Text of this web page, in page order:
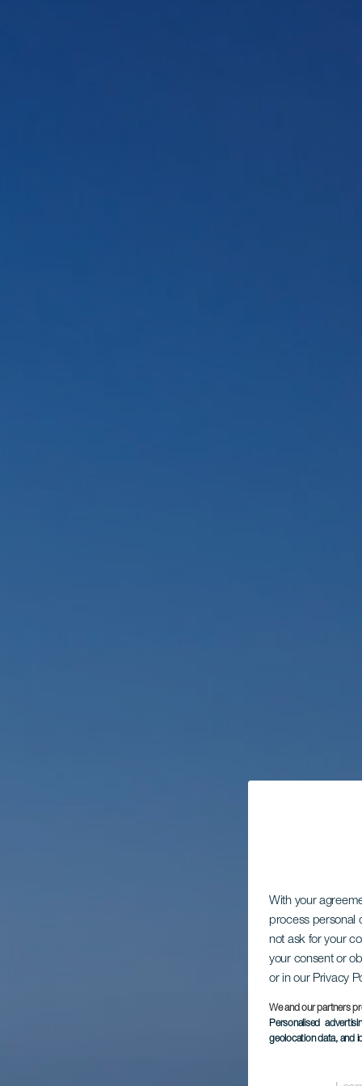
With your
process personal
not ask for your
your consent or
or in our Privacy
We and our partners
Personalised
geolocation data, and